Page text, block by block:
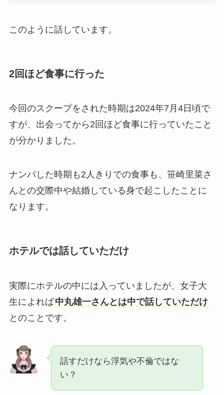
このように話しています。
2回ほど食事に行った
今回のスクープをされた時期は2024年7月4日頃で
すが、出会ってから2回ほど食事に行っていたこと
が分かりました。
ナンパした時期も2人きりでの食事も、笹崎里菜さ
んとの交際中や結婚している身で起こしたことに
なります。
ホテルでは話していただけ
実際にホテルの中には入っていましたが、女子大
生によれば中丸雄一さんとは中で話していただけ
とのことです。
話すだけなら浮気や不倫ではな
い？